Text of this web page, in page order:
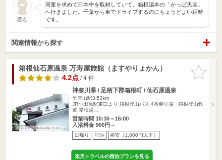
匿名
河童を求めて日本中を取材していて、箱根湯本の「かっぱ天国」
へ行きました。千葉から車でドライブするのにちょうどよい距離
です。…
関連情報から探す
お気に入
りに追加
箱根仙石原温泉 万寿屋旅館（ますやりょかん）
4.2点/ 4 件
神奈川県 / 足柄下郡箱根町 / 仙石原温泉
早雲山駅3.53km
JR小田原駅東口より 箱根登山バス 4番乗り場・箱根登山鉄
道 箱根湯…
営業時間 10:30～16:00
入浴料金 900円～
日帰り 宿泊 格安（1,000円以下）
楽天トラベルの宿泊プランを見る